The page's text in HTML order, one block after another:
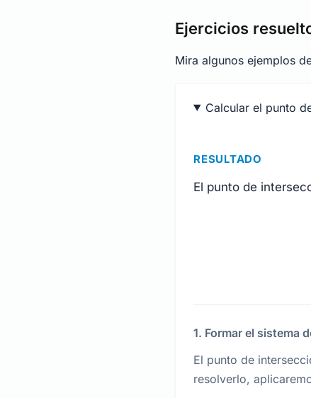
Ejercicios
Mira algunos ejemplos
Calcular el punto
RESULTADO
El punto de
1. Formar el sistema
El punto de
resolverlo,